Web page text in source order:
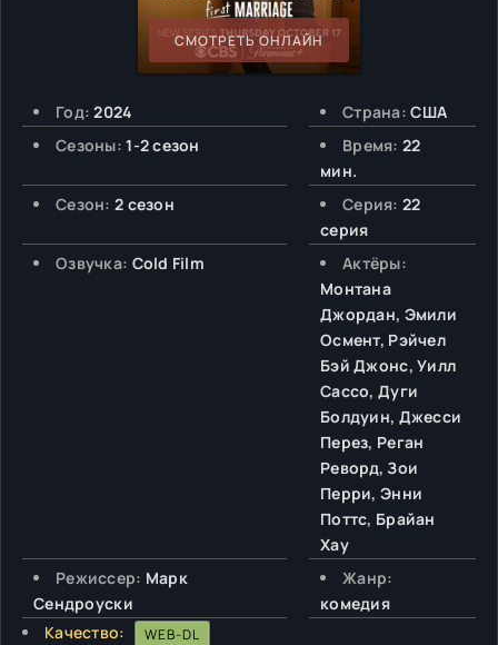
СМОТРЕТЬ ОНЛАЙН
Год: 2024 Страна: США
Сезоны: 1-2 сезон Время: 22
мин.
Сезон: 2 сезон Серия: 22
серия
Озвучка: Cold Film
Актёры:
Монтана
Джордан, Эмили
Осмент, Рэйчел
Бэй Джонс, Уилл
Сассо, Дуги
Болдуин, Джесси
Перез, Реган
Реворд, Зои
Перри, Энни
Поттс, Брайан
Хау
Режиссер: Марк
Сендроуски
Жанр:
комедия
Качество:
WEB-DL